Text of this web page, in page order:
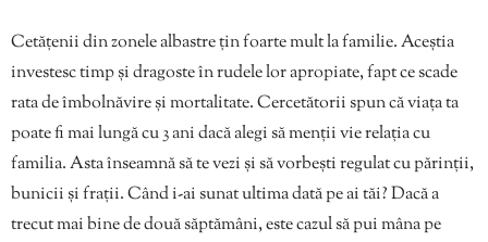
Cetățenii din zonele albastre țin foarte mult la familie. Aceștia
investesc timp și dragoste în rudele lor apropiate, fapt ce scade
rata de îmbolnăvire și mortalitate. Cercetătorii spun că viața ta
poate fi mai lungă cu 3 ani dacă alegi să menții vie relația cu
familia. Asta înseamnă să te vezi și să vorbești regulat cu părinții,
bunicii și frații. Când i-ai sunat ultima dată pe ai tăi? Dacă a
trecut mai bine de două săptămâni, este cazul să pui mâna pe